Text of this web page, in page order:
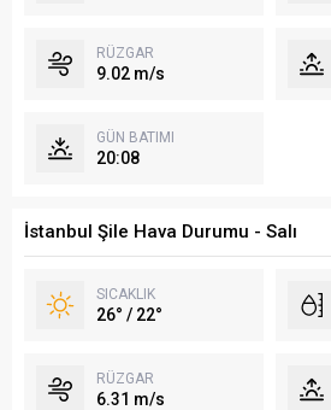
RÜZGAR
9.02 m/s
GÜN BATIMI
20:08
İstanbul Şile Hava Durumu - Salı
SICAKLIK
26° / 22°
RÜZGAR
6.31 m/s